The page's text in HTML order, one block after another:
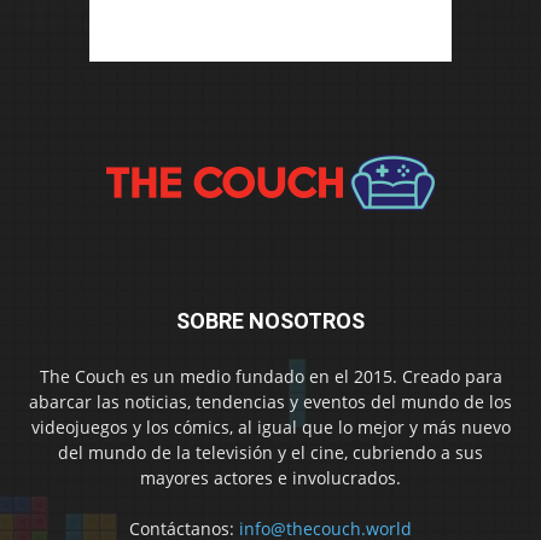
SOBRE NOSOTROS
The Couch es un medio fundado en el 2015. Creado para
abarcar las noticias, tendencias y eventos del mundo de los
videojuegos y los cómics, al igual que lo mejor y más nuevo
del mundo de la televisión y el cine, cubriendo a sus
mayores actores e involucrados.
Contáctanos: info@thecouch.world